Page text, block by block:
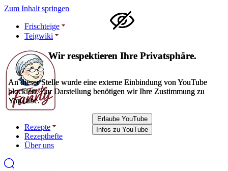
Zum Inhalt springen
Frischteige
Teigwiki
Rezepte
Rezepthefte
Über uns
Wir respektieren Ihre Privatsphäre.
An dieser Stelle wurde eine externe Einbindung von YouTube
blockiert. Zur Darstellung benötigen wir Ihre Zustimmung zu
YouTube.
Erlaube YouTube
Infos zu YouTube
Wir respektieren Ihre Privatsphäre.
An dieser Stelle wurde eine externe Einbindung von YouTube
blockiert. Zur Darstellung benötigen wir Ihre Zustimmung zu
YouTube.
Erlaube YouTube
Infos zu YouTube